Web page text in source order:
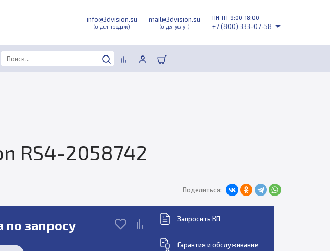
info@3dvision.su
(отдел продаж)
mail@3dvision.su
(отдел услуг)
ПН-ПТ 9:00-18:00
+7 (800) 333-07-58
RS4-2058742
Поделиться:
по запросу Запросить КП
Гарантия и обслуживание